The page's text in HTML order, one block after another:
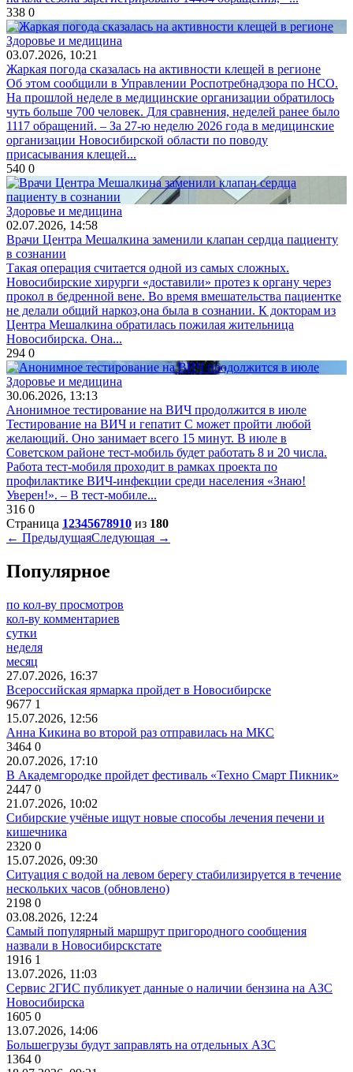
338 0
Здоровье и медицина
03.07.2026, 10:21
Жаркая погода сказалась на активности клещей в регионе
Об этом сообщили в Управлении Роспотребнадзора по НСО.
На прошлой неделе в медицинские организации обратилось
чуть больше 700 человек. Для сравнения, неделей ранее было
1117 обращений. – За 27-ю неделю 2026 года в медицинские
организации Новосибирской области по поводу
присасывания клещей...
540 0
Здоровье и медицина
02.07.2026, 14:58
Врачи Центра Мешалкина заменили клапан сердца пациенту
в сознании
Такая операция считается одной из самых сложных.
Новосибирские хирурги «доставили» протез к органу через
прокол в бедренной вене. Во время вмешательства пациентке
не делали общий наркоз,она была в сознании. К докторам из
Центра Мешалкина обратилась пожилая жительница
Новосибирска. Она...
294 0
Здоровье и медицина
30.06.2026, 13:13
Анонимное тестирование на ВИЧ продолжится в июле
Тестирование на ВИЧ и гепатит С может пройти любой
желающий. Оно занимает всего 15 минут. В июле в
Советском районе тест-мобиль будет работать 8 и 20 числа.
Работа тест-мобиля проходит в рамках проекта по
профилактике ВИЧ-инфекции среди населения «Знаю!
Уверен!». – В тест-мобиле...
316 0
Страница 12345678910 из 180
← ПредыдущаяСледующая →
Популярное
по кол-ву просмотров
кол-ву комментариев
сутки
неделя
месяц
27.07.2026, 16:37
Всероссийская ярмарка пройдет в Новосибирске
9677 1
15.07.2026, 12:56
Анна Кикина во второй раз отправилась на МКС
3464 0
20.07.2026, 17:10
В Академгородке пройдет фестиваль «Техно Смарт Пикник»
2447 0
21.07.2026, 10:02
Сибирские учёные ищут новые способы лечения печени и
кишечника
2320 0
15.07.2026, 09:30
Ситуация с водой на левом берегу стабилизируется в течение
нескольких часов (обновлено)
2198 0
03.08.2026, 12:24
Самый популярный маршрут пригородного сообщения
назвали в Новосибирскстате
1916 1
13.07.2026, 11:03
Сервис 2ГИС публикует данные о наличии бензина на АЗС
Новосибирска
1605 0
13.07.2026, 14:06
Большегрузы будут заправлять на отдельных АЗС
1364 0